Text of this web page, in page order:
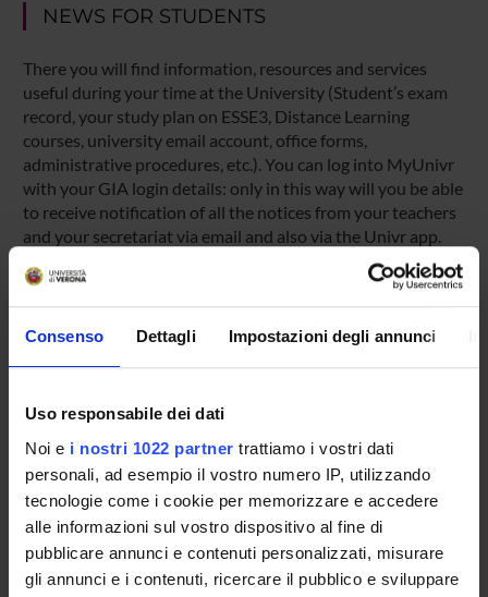
Consenso Dettagli Impostazioni degli annunci
Uso responsabile dei dati
Noi e i nostri 1022 partner trattiamo i vostri dati
personali, ad esempio il vostro numero IP, utilizzando
tecnologie come i cookie per memorizzare e accedere
alle informazioni sul vostro dispositivo al fine di
pubblicare annunci e contenuti personalizzati, misurare
gli annunci e i contenuti, ricercare il pubblico e sviluppare
NEWS FOR STUDENTS
There you will find information, resources and services
useful during your time at the University (Student’s exam
record, your study plan on ESSE3, Distance Learning
courses, university email account, office forms,
administrative procedures, etc.). You can log into MyUnivr
with your GIA login details: only in this way will you be able
to receive notification of all the notices from your teachers
and your secretariat via email and also via the Univr app.
Enrolment Policy
Prepare for your admissions tests with Univr
ENTRY REQUIREMENTS (OFA)
Courses
Academic Calendar
Lesson timetable
Degree Programme